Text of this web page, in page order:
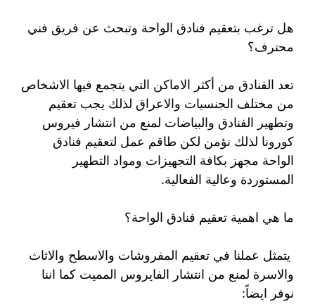
هل ترغب بتعقيم فنادق الواحة وتبحث عن فريق فني
محترف؟
تعد الفنادق من أكثر الاماكن التي يتجمع فيها الاشخاص
من مختلف الجنسيات والاعراق لذلك يجب تعقيم
وتطهير الفنادق والبياضات لمنع من انتشار فيروس
كورونا لذلك نؤمن لكن طاقم عمل لتعقيم فنادق
الواحة مجهز بكافة التجهيزات ومواد التطهير
المستوردة وعالية الفعالية.
ما هي اهمية تعقيم فنادق الواحة؟
يتمثل عملنا في تعقيم المفروشات والاسطح والاثاث
والاسرة لمنع من انتشار الفايروس المميت كما اننا
نوفر ايضاً: